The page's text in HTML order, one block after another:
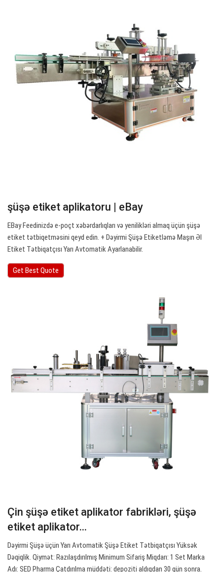
şüşə etiket aplikatoru | eBay
EBay Feedinizdə e-poçt xəbərdarlıqları və yenilikləri almaq üçün şüşə
etiket tətbiqetməsini qeyd edin. + Dəyirmi Şüşə Etiketləmə Maşın Əl
Etiket Tətbiqatçısı Yarı Avtomatik Ayarlanabilir.
Get Best Quote
Çin şüşə etiket aplikator fabrikləri, şüşə
etiket aplikator…
Dəyirmi Şüşə üçün Yarı Avtomatik Şüşə Etiket Tətbiqatçısı Yüksək
Dəqiqlik. Qiymət: Razılaşdırılmış Minimum Sifariş Miqdarı: 1 Set Marka
Adı: SED Pharma Çatdırılma müddəti: depoziti aldıqdan 30 gün sonra.